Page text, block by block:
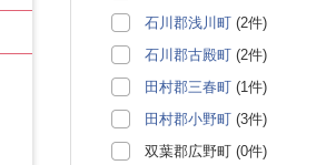
石川郡浅川町 (2件)
石川郡古殿町 (2件)
田村郡三春町 (1件)
田村郡小野町 (3件)
双葉郡広野町 (0件)